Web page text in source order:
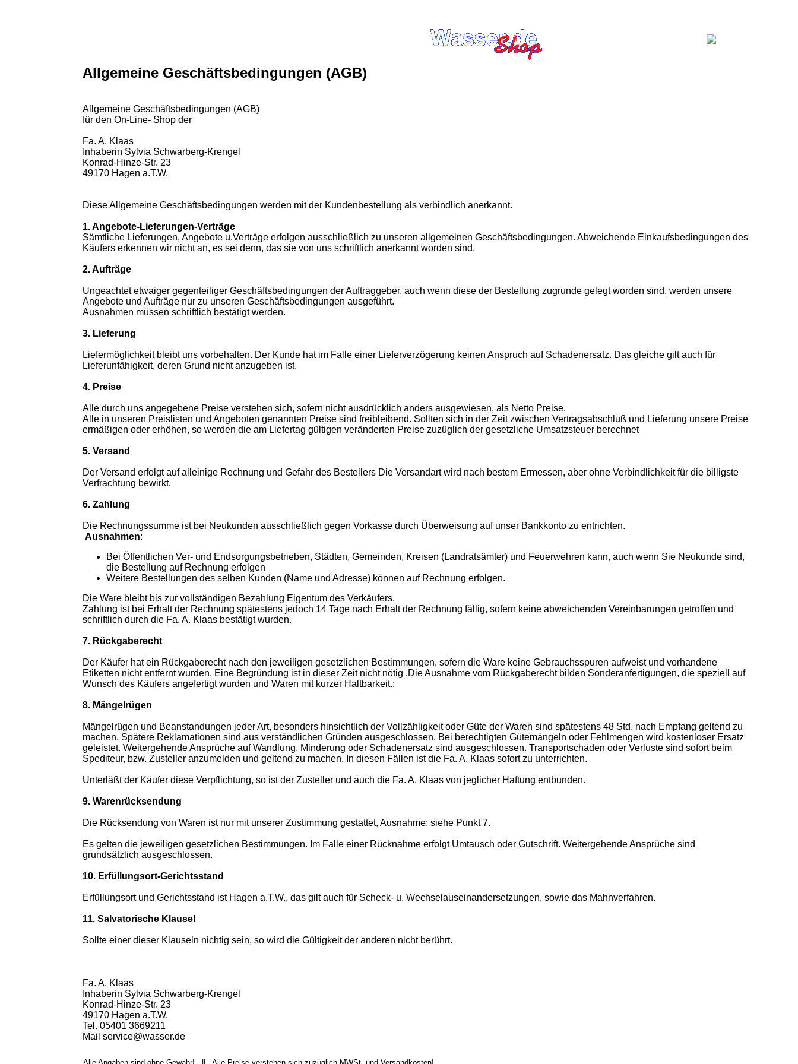
Allgemeine Geschäftsbedingungen (AGB)
Allgemeine Geschäftsbedingungen (AGB)
für den On-Line- Shop der
Fa. A. Klaas
Inhaberin Sylvia Schwarberg-Krengel
Konrad-Hinze-Str. 23
49170 Hagen a.T.W.
Diese Allgemeine Geschäftsbedingungen werden mit der Kundenbestellung als verbindlich anerkannt.
1. Angebote-Lieferungen-Verträge
Sämtliche Lieferungen, Angebote u.Verträge erfolgen ausschließlich zu unseren allgemeinen Geschäftsbedingungen. Abweichende Einkaufsbedingungen des
Käufers erkennen wir nicht an, es sei denn, das sie von uns schriftlich anerkannt worden sind.
2. Aufträge
Ungeachtet etwaiger gegenteiliger Geschäftsbedingungen der Auftraggeber, auch wenn diese der Bestellung zugrunde gelegt worden sind, werden unsere
Angebote und Aufträge nur zu unseren Geschäftsbedingungen ausgeführt.
Ausnahmen müssen schriftlich bestätigt werden.
3. Lieferung
Liefermöglichkeit bleibt uns vorbehalten. Der Kunde hat im Falle einer Lieferverzögerung keinen Anspruch auf Schadenersatz. Das gleiche gilt auch für
Lieferunfähigkeit, deren Grund nicht anzugeben ist.
4. Preise
Alle durch uns angegebene Preise verstehen sich, sofern nicht ausdrücklich anders ausgewiesen, als Netto Preise.
Alle in unseren Preislisten und Angeboten genannten Preise sind freibleibend. Sollten sich in der Zeit zwischen Vertragsabschluß und Lieferung unsere Preise
ermäßigen oder erhöhen, so werden die am Liefertag gültigen veränderten Preise zuzüglich der gesetzliche Umsatzsteuer berechnet
5. Versand
Der Versand erfolgt auf alleinige Rechnung und Gefahr des Bestellers Die Versandart wird nach bestem Ermessen, aber ohne Verbindlichkeit für die billigste
Verfrachtung bewirkt.
6. Zahlung
Die Rechnungssumme ist bei Neukunden ausschließlich gegen Vorkasse durch Überweisung auf unser Bankkonto zu entrichten.
Ausnahmen:
Bei Öffentlichen Ver- und Endsorgungsbetrieben, Städten, Gemeinden, Kreisen (Landratsämter) und Feuerwehren kann, auch wenn Sie Neukunde sind,
die Bestellung auf Rechnung erfolgen
Weitere Bestellungen des selben Kunden (Name und Adresse) können auf Rechnung erfolgen.
Die Ware bleibt bis zur vollständigen Bezahlung Eigentum des Verkäufers.
Zahlung ist bei Erhalt der Rechnung spätestens jedoch 14 Tage nach Erhalt der Rechnung fällig, sofern keine abweichenden Vereinbarungen getroffen und
schriftlich durch die Fa. A. Klaas bestätigt wurden.
7. Rückgaberecht
Der Käufer hat ein Rückgaberecht nach den jeweiligen gesetzlichen Bestimmungen, sofern die Ware keine Gebrauchsspuren aufweist und vorhandene
Etiketten nicht entfernt wurden. Eine Begründung ist in dieser Zeit nicht nötig .Die Ausnahme vom Rückgaberecht bilden Sonderanfertigungen, die speziell auf
Wunsch des Käufers angefertigt wurden und Waren mit kurzer Haltbarkeit.:
8. Mängelrügen
Mängelrügen und Beanstandungen jeder Art, besonders hinsichtlich der Vollzähligkeit oder Güte der Waren sind spätestens 48 Std. nach Empfang geltend zu
machen. Spätere Reklamationen sind aus verständlichen Gründen ausgeschlossen. Bei berechtigten Gütemängeln oder Fehlmengen wird kostenloser Ersatz
geleistet. Weitergehende Ansprüche auf Wandlung, Minderung oder Schadenersatz sind ausgeschlossen. Transportschäden oder Verluste sind sofort beim
Spediteur, bzw. Zusteller anzumelden und geltend zu machen. In diesen Fällen ist die Fa. A. Klaas sofort zu unterrichten.
Unterläßt der Käufer diese Verpflichtung, so ist der Zusteller und auch die Fa. A. Klaas von jeglicher Haftung entbunden.
9. Warenrücksendung
Die Rücksendung von Waren ist nur mit unserer Zustimmung gestattet, Ausnahme: siehe Punkt 7.
Es gelten die jeweiligen gesetzlichen Bestimmungen. Im Falle einer Rücknahme erfolgt Umtausch oder Gutschrift. Weitergehende Ansprüche sind
grundsätzlich ausgeschlossen.
10. Erfüllungsort-Gerichtsstand
Erfüllungsort und Gerichtsstand ist Hagen a.T.W., das gilt auch für Scheck- u. Wechselauseinandersetzungen, sowie das Mahnverfahren.
11. Salvatorische Klausel
Sollte einer dieser Klauseln nichtig sein, so wird die Gültigkeit der anderen nicht berührt.
Fa. A. Klaas
Inhaberin Sylvia Schwarberg-Krengel
Konrad-Hinze-Str. 23
49170 Hagen a.T.W.
Tel. 05401 3669211
Mail service@wasser.de